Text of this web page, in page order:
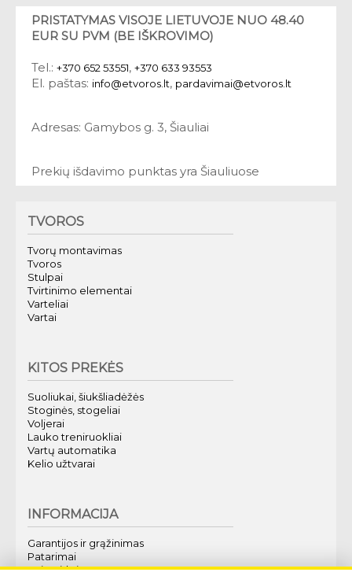
PRISTATYMAS VISOJE LIETUVOJE NUO 48.40
EUR SU PVM (BE IŠKROVIMO)
Tel.: +370 652 53551, +370 633 93553
El. paštas: info@etvoros.lt, pardavimai@etvoros.lt
Adresas: Gamybos g. 3, Šiauliai
Prekių išdavimo punktas yra Šiauliuose
TVOROS
Tvorų montavimas
Tvoros
Stulpai
Tvirtinimo elementai
Varteliai
Vartai
KITOS PREKĖS
Suoliukai, šiukšliadėžės
Stoginės, stogeliai
Voljerai
Lauko treniruokliai
Vartų automatika
Kelio užtvarai
INFORMACIJA
Garantijos ir grąžinimas
Patarimai
Kaip pirkti?